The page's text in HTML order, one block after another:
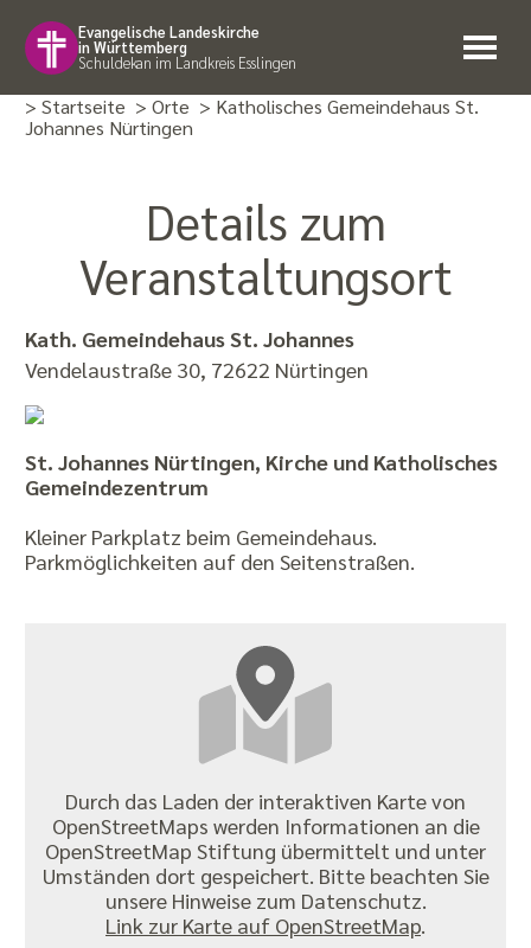
Evangelische Landeskirche
in Württemberg
Schuldekan im Landkreis Esslingen
> Startseite > Orte > Katholisches Gemeindehaus St.
Johannes Nürtingen
Details zum
Veranstaltungsort
Kath. Gemeindehaus St. Johannes
Vendelaustraße 30, 72622 Nürtingen
St. Johannes Nürtingen, Kirche und Katholisches
Gemeindezentrum
Kleiner Parkplatz beim Gemeindehaus.
Parkmöglichkeiten auf den Seitenstraßen.
Durch das Laden der interaktiven Karte von
OpenStreetMaps werden Informationen an die
OpenStreetMap Stiftung übermittelt und unter
Umständen dort gespeichert. Bitte beachten Sie
unsere Hinweise zum Datenschutz.
Link zur Karte auf OpenStreetMap